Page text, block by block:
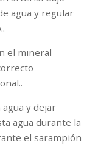
agua y regular
el mineral
y dejar
agua durante la
el sarampión